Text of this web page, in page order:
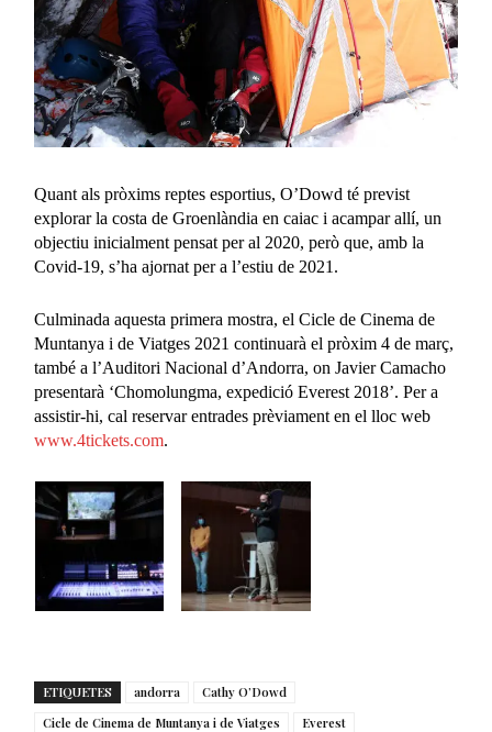
Quant als pròxims reptes esportius, O’Dowd té previst
explorar la costa de Groenlàndia en caiac i acampar allí, un
objectiu inicialment pensat per al 2020, però que, amb la
Covid-19, s’ha ajornat per a l’estiu de 2021.
Culminada aquesta primera mostra, el Cicle de Cinema de
Muntanya i de Viatges 2021 continuarà el pròxim 4 de març,
també a l’Auditori Nacional d’Andorra, on Javier Camacho
presentarà ‘Chomolungma, expedició Everest 2018’. Per a
assistir-hi, cal reservar entrades prèviament en el lloc web
www.4tickets.com.
ETIQUETES andorra
Cathy O’Dowd
Cicle de Cinema de Muntanya i de Viatges
Everest